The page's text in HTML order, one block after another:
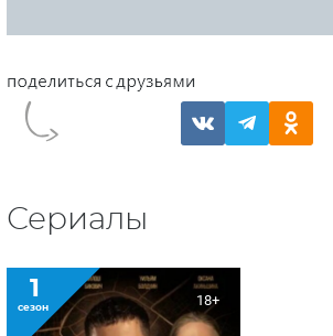
Сериалы
1
сезон 18+